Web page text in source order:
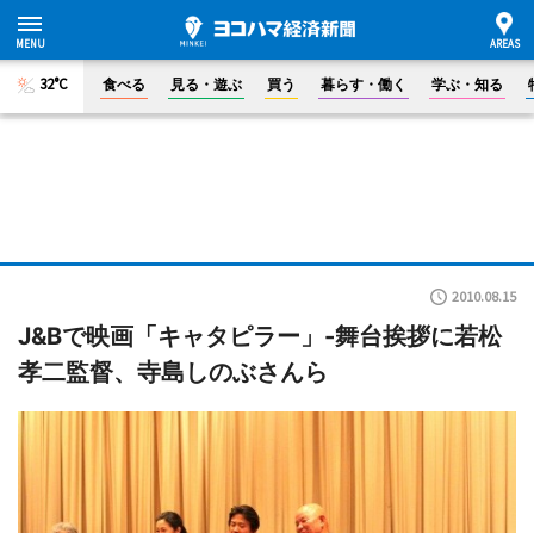
32°C 食べる 見る・遊ぶ 買う 暮らす・働く 学ぶ・知る
2010.08.15
J&Bで映画「キャタピラー」-舞台挨拶に若松
孝二監督、寺島しのぶさんら